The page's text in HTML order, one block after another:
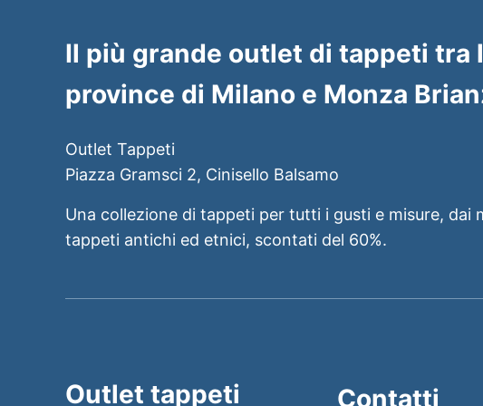
Il più grande outlet di tappeti tra
province di Milano e Monza
Outlet Tappeti
Piazza Gramsci 2, Cinisello Balsamo
Una collezione di tappeti per tutti i gusti e misure, dai
tappeti antichi ed etnici, scontati del 60%.
Outlet tappeti Contatti